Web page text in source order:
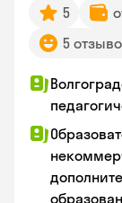
5
5